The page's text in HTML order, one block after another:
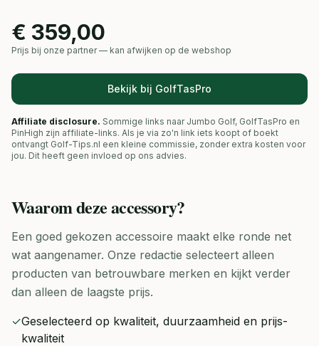
€ 359,00
Prijs bij onze partner — kan afwijken op de webshop
Bekijk bij GolfTasPro
Affiliate disclosure. Sommige links naar Jumbo Golf, GolfTasPro en
PinHigh zijn affiliate-links. Als je via zo'n link iets koopt of boekt
ontvangt Golf-Tips.nl een kleine commissie, zonder extra kosten voor
jou. Dit heeft geen invloed op ons advies.
Waarom dezeaccessory?
Een goed gekozen accessoire maakt elke ronde net
wat aangenamer. Onze redactie selecteert alleen
producten van betrouwbare merken en kijkt verder
dan alleen de laagste prijs.
✓Geselecteerd op kwaliteit, duurzaamheid en prijs-
kwaliteit